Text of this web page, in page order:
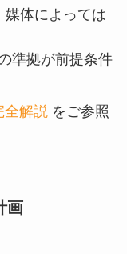
媒体によっては
準拠が前提条件
全解説 をご参照
画